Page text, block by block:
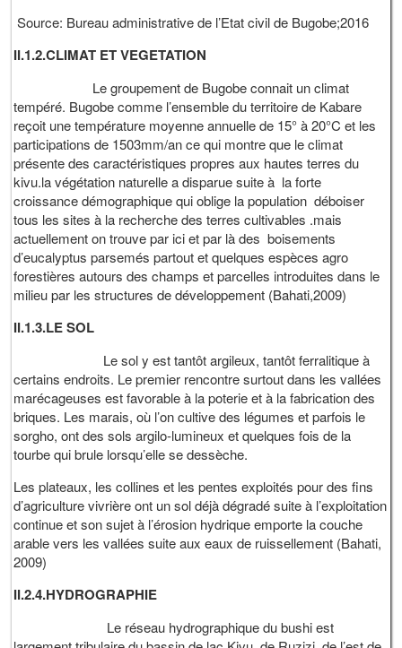
Source: Bureau administrative de l’Etat civil de Bugobe;2016
II.1.2.CLIMAT ET VEGETATION
Le groupement de Bugobe connait un climat
tempéré. Bugobe comme l’ensemble du territoire de Kabare
reçoit une température moyenne annuelle de 15° à 20°C et les
participations de 1503mm/an ce qui montre que le climat
présente des caractéristiques propres aux hautes terres du
kivu.la végétation naturelle a disparue suite à la forte
croissance démographique qui oblige la population déboiser
tous les sites à la recherche des terres cultivables .mais
actuellement on trouve par ici et par là des boisements
d’eucalyptus parsemés partout et quelques espèces agro
forestières autours des champs et parcelles introduites dans le
milieu par les structures de développement (Bahati,2009)
II.1.3.LE SOL
Le sol y est tantôt argileux, tantôt ferralitique à
certains endroits. Le premier rencontre surtout dans les vallées
marécageuses est favorable à la poterie et à la fabrication des
briques. Les marais, où l’on cultive des légumes et parfois le
sorgho, ont des sols argilo-lumineux et quelques fois de la
tourbe qui brule lorsqu’elle se dessèche.
Les plateaux, les collines et les pentes exploités pour des fins
d’agriculture vivrière ont un sol déjà dégradé suite à l’exploitation
continue et son sujet à l’érosion hydrique emporte la couche
arable vers les vallées suite aux eaux de ruissellement (Bahati,
2009)
II.2.4.HYDROGRAPHIE
Le réseau hydrographique du bushi est